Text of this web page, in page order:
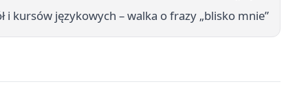
i kursów językowych – walka o frazy „blisko mnie”